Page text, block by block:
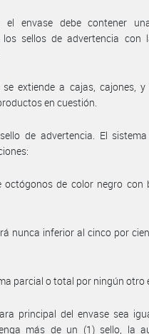
envase debe contener
sellos de advertencia con
extiende a cajas, cajones,
en cuestión.
de advertencia. El
de color negro con
nunca inferior al cinco por
parcial o total por ningún otro
principal del envase sea
más de un (1) sello, la